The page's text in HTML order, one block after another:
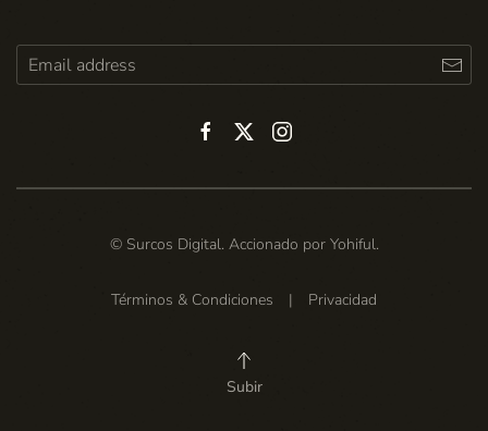
© Surcos Digital. Accionado por Yohiful.
Términos & Condiciones | Privacidad
Subir